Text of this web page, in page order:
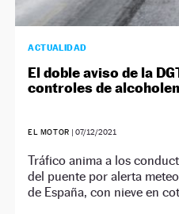
ACTUALIDAD
El doble aviso de la
controles de
EL MOTOR | 07/12/2021
Tráfico anima a los
del puente por alerta
de España, con nieve en